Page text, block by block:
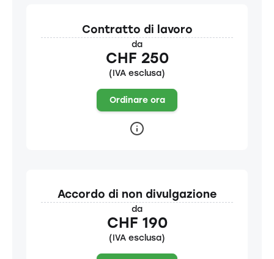
Contratto di lavoro
da
CHF 250
(IVA esclusa)
Ordinare ora
Accordo di non divulgazione
da
CHF 190
(IVA esclusa)